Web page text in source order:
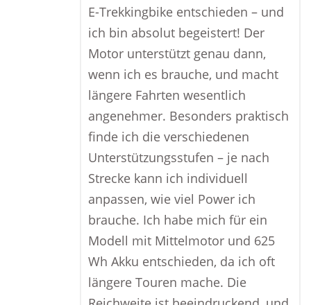
E-Trekkingbike entschieden – und
ich bin absolut begeistert! Der
Motor unterstützt genau dann,
wenn ich es brauche, und macht
längere Fahrten wesentlich
angenehmer. Besonders praktisch
finde ich die verschiedenen
Unterstützungsstufen – je nach
Strecke kann ich individuell
anpassen, wie viel Power ich
brauche. Ich habe mich für ein
Modell mit Mittelmotor und 625
Wh Akku entschieden, da ich oft
längere Touren mache. Die